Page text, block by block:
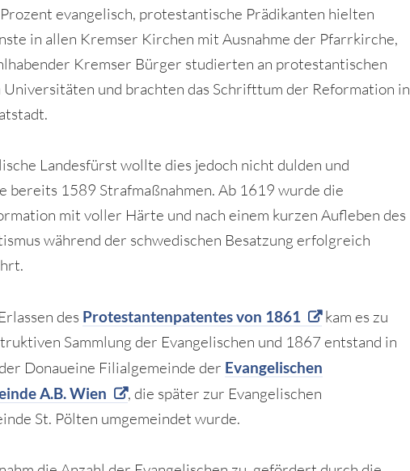
evangelisch, protestantische Prädikanten hielten
in allen Kremser Kirchen mit Ausnahme der Pfarrkirche,
Kremser Bürger studierten an protestantischen
Universitäten und brachten das Schrifttum der Reformation in
Landesfürst wollte dies jedoch nicht dulden und
bereits 1589 Strafmaßnahmen. Ab 1619 wurde die
mit voller Härte und nach einem kurzen Aufleben des
während der schwedischen Besatzung erfolgreich
des Protestantenpatentes von 1861
kam es zu
Sammlung der Evangelischen und 1867 entstand in
Donaueine Filialgemeinde der Evangelischen
A.B. Wien
, die später zur Evangelischen
St. Pölten umgemeindet wurde.